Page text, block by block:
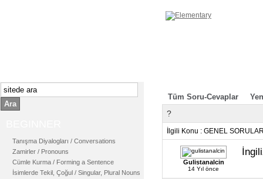
Ara
Tanışma Diyalogları / Conversations
Zamirler / Pronouns
Cümle Kurma / Forming a Sentence
İsimlerde Tekil, Çoğul / Singular, Plural Nouns
Tüm Soru-Cevaplar
?
İlgili Konu : GENEL
Gulistanalcin
14 Yıl önce